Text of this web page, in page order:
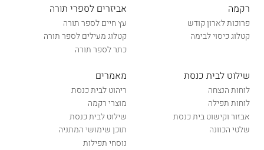
רקמה
פרוכות לארון קודש
קטלוג כיסוי לבימה
אביזרים לספרי תורה
עץ חיים לספר תורה
קטלוג מעילים לספר תורה
כתר לספר תורה
שילוט לבית כנסת
לוחות הנצחה
לוחות תפילה
אבזור וקישוט בית כנסת
שלטי הכוונה
מאמרים
ריהוט לבית כנסת
מוצרי רקמה
שילוט לבית כנסת
תוכן שימושי המתניה
נוסחי תפילות